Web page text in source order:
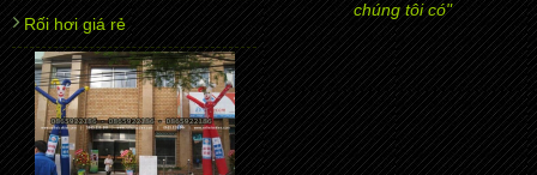
Rối hơi giá rẻ
chúng tôi có"